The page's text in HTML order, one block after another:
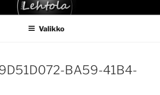
Valikko
BA59-41B4-